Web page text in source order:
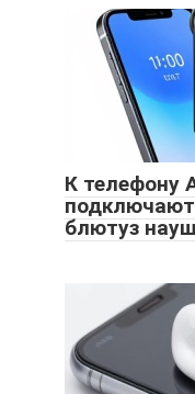
К телефону
блютуз